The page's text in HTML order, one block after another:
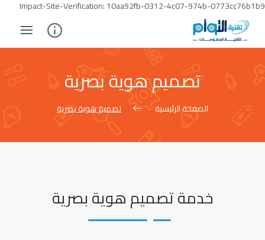
Impact-Site-Verification: 10aa92fb-0312-4c07-974b-0773cc76b1b9
تصميم هوية بصرية
الصفحة الرئيسية تصميم هوية بصرية
خدمة تصميم هوية بصرية